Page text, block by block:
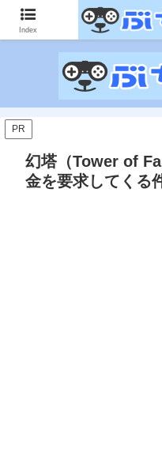
ゲームに課金して得た情報をゲー
限機
PR
幻塔（Tower of
金を要求してくる
Index